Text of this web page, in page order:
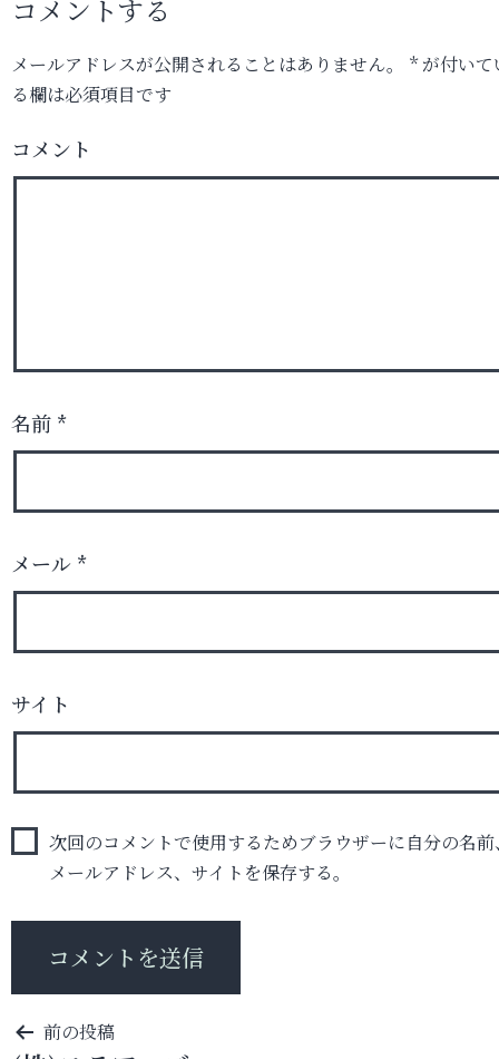
コメントする
メールアドレスが公開されることはありません。 *が付いて
る欄は必須項目です
コメント
名前 *
メール *
サイト
次回のコメントで使用するためブラウザーに自分の名前
メールアドレス、サイトを保存する。
投 前の投稿